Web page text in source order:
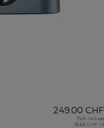
249.00 CHF
TVA
18.66 CHF (